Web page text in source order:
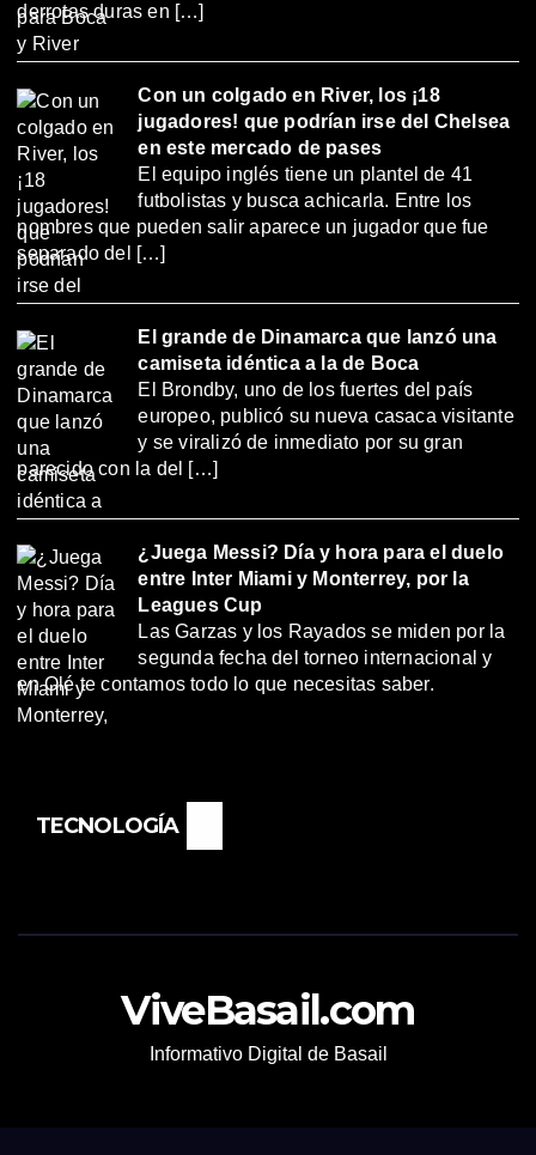
derrotas duras en […]
Con un colgado en River, los ¡18
jugadores! que podrían irse del Chelsea
en este mercado de pases
El equipo inglés tiene un plantel de 41
futbolistas y busca achicarla. Entre los
nombres que pueden salir aparece un jugador que fue
separado del […]
El grande de Dinamarca que lanzó una
camiseta idéntica a la de Boca
El Brondby, uno de los fuertes del país
europeo, publicó su nueva casaca visitante
y se viralizó de inmediato por su gran
parecido con la del […]
¿Juega Messi? Día y hora para el duelo
entre Inter Miami y Monterrey, por la
Leagues Cup
Las Garzas y los Rayados se miden por la
segunda fecha del torneo internacional y
en Olé te contamos todo lo que necesitas saber.
TECNOLOGÍA
ViveBasail.com
Informativo Digital de Basail